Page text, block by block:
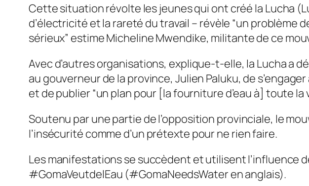
Cette situation révolte les jeunes qui ont créé la Lucha
d’électricité et la rareté du travail – révèle “un problème
sérieux” estime Micheline Mwendike, militante de ce
Avec d’autres organisations, explique-t-elle, la Lucha a
au gouverneur de la province, Julien Paluku, de
et de publier “un plan pour [la fourniture d’eau à] toute la
Soutenu par une partie de l’opposition provinciale, le
l’insécurité comme d’un prétexte pour ne rien faire.
Les manifestations se succèdent et utilisent l’influence
#GomaVeutdelEau (#GomaNeedsWater en anglais).